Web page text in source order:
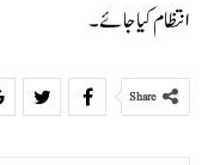
انتظام کیا جائے۔
Share